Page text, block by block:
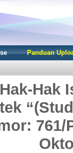
Panduan
Hak
761/